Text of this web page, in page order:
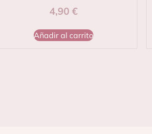
4,90 €
Añadir al carrito